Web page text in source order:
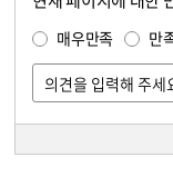
매우만족 만